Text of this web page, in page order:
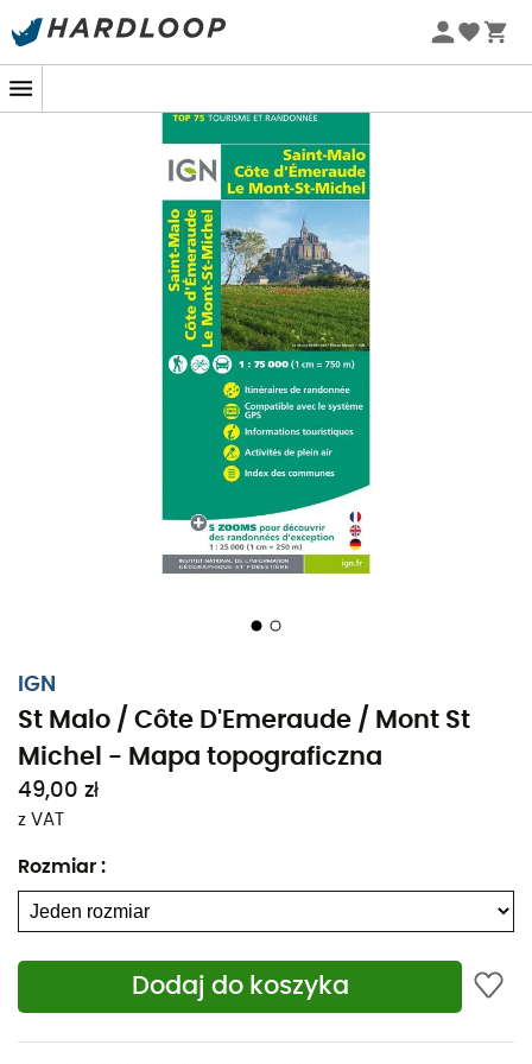
Letnie promocje 🔥 -5% DODATKOWO przy zakupie 2
IGN
St Malo / Côte D'Emeraude / Mont St
Michel - Mapa topograficzna
49,00 zł
z VAT
Rozmiar :
Dodaj do koszyka
Niezależnie od tego, czy planujesz kilka kilometrów, czy